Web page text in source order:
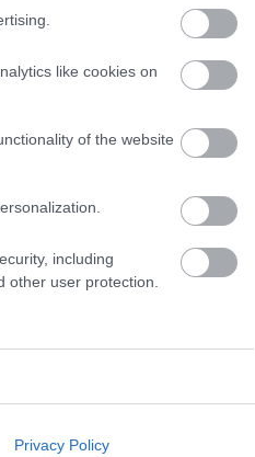
like cookies on
of the website
including
other user protection.
Privacy Policy
Radovin
Rambo, a
Szindbádék
IndaPass